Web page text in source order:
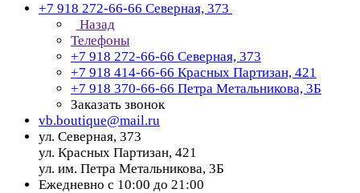
+7 918 272-66-66 Северная, 373
Назад
Телефоны
+7 918 272-66-66 Северная, 373
+7 918 414-66-66 Красных Партизан, 421
+7 918 370-66-66 Петра Метальникова, 3Б
Заказать звонок
vb.boutique@mail.ru
ул. Северная, 373
ул. Красных Партизан, 421
ул. им. Петра Метальникова, 3Б
Ежедневно с 10:00 до 21:00